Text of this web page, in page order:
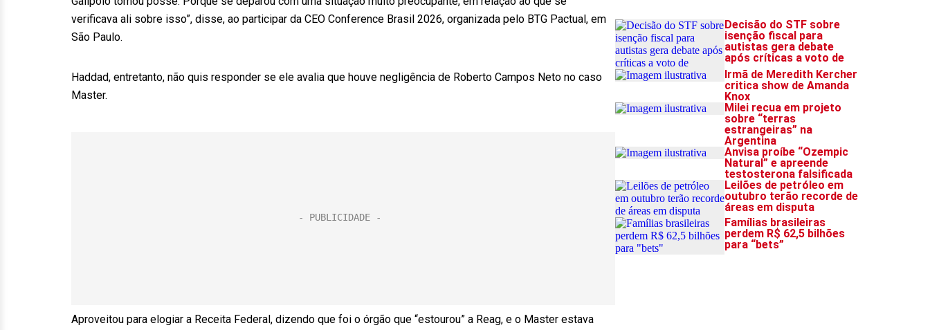
verificava ali sobre isso”, disse, ao participar da CEO Conference Brasil 2026, organizada pelo BTG Pactual, em
São Paulo.
Haddad, entretanto, não quis responder se ele avalia que houve negligência de Roberto Campos Neto no caso
Master.
Aproveitou para elogiar a Receita Federal, dizendo que foi o órgão que “estourou” a Reag, e o Master estava